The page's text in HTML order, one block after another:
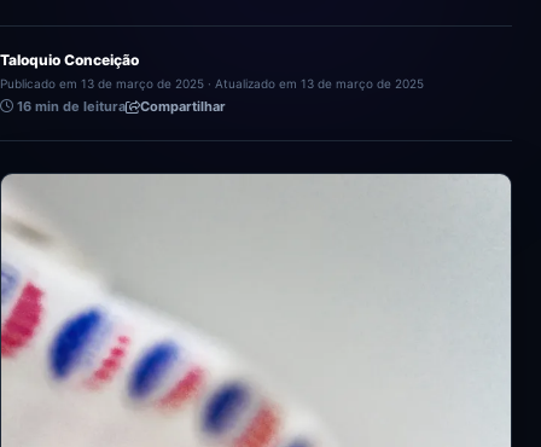
Taloquio Conceição
Publicado em 13 de março de 2025 · Atualizado em 13 de março de 2025
16 min de leitura Compartilhar